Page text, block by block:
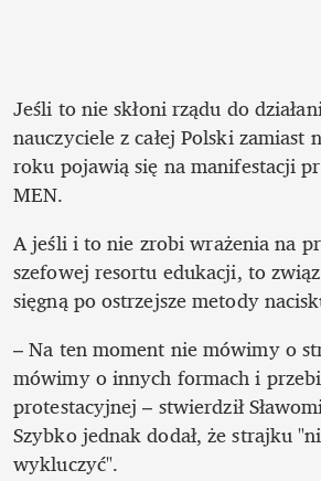
Jeśli to nie skłoni rządu do
nauczyciele z całej Polski zamiast
roku pojawią się na manifestacji
MEN.
A jeśli i to nie zrobi wrażenia na
szefowej resortu edukacji, to
sięgną po ostrzejsze metody
– Na ten moment nie mówimy o
mówimy o innych formach i
protestacyjnej – stwierdził
Szybko jednak dodał, że strajku
wykluczyć".